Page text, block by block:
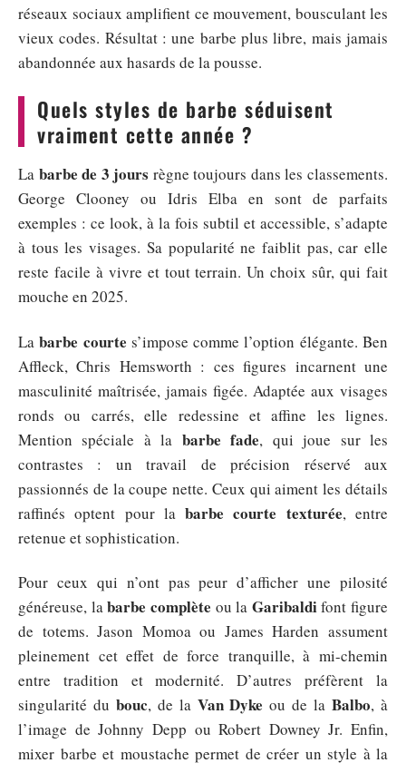
réseaux sociaux amplifient ce mouvement, bousculant les
vieux codes. Résultat : une barbe plus libre, mais jamais
abandonnée aux hasards de la pousse.
Quels styles de barbe séduisent
vraiment cette année ?
La barbe de 3 jours règne toujours dans les classements.
George Clooney ou Idris Elba en sont de parfaits
exemples : ce look, à la fois subtil et accessible, s’adapte
à tous les visages. Sa popularité ne faiblit pas, car elle
reste facile à vivre et tout terrain. Un choix sûr, qui fait
mouche en 2025.
Labarbe courte s’impose comme l’option élégante. Ben
Affleck, Chris Hemsworth : ces figures incarnent une
masculinité maîtrisée, jamais figée. Adaptée aux visages
ronds ou carrés, elle redessine et affine les lignes.
Mention spéciale à la barbe fade, qui joue sur les
contrastes : un travail de précision réservé aux
passionnés de la coupe nette. Ceux qui aiment les détails
raffinés optent pour labarbe courte texturée, entre
retenue et sophistication.
Pour ceux qui n’ont pas peur d’afficher une pilosité
généreuse, labarbe complète ou la Garibaldifont figure
de totems. Jason Momoa ou James Harden assument
pleinement cet effet de force tranquille, à mi-chemin
entre tradition et modernité. D’autres préfèrent la
singularité du bouc, de la Van Dyke ou de laBalbo, à
l’image de Johnny Depp ou Robert Downey Jr. Enfin,
mixer barbe et moustache permet de créer un style à la